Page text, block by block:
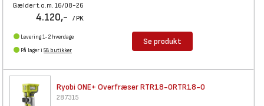
Gælder t.o.m. 16/08-26
4.120,- / PK
Levering 1-2 hverdage
På lager i 58 butikker
Se produkt
Ryobi ONE+ OverfræserRTR18-0RTR18-0
287315